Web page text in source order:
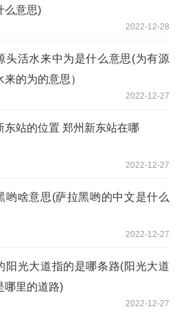
么意思)
2022-12-28
头活水来中为是什么意思(为有源
来的为的意思）
2022-12-27
东站的位置 郑州新东站在哪
2022-12-27
哟啥意思(萨拉黑哟的中文是什么
2022-12-27
阳光大道指的是哪条路(阳光大道
哪里的道路)
2022-12-27